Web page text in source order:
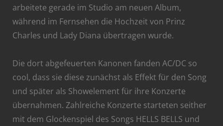
arbeitete gerade im Studio am neuen Album,
während im Fernsehen die Hochzeit von Prinz
Charles und Lady Diana übertragen wurde.
Die dort abgefeuerten Kanonen fanden AC/DC so
cool, dass sie diese zunächst als Effekt für den Song
und später als Showelement für ihre Konzerte
übernahmen. Zahlreiche Konzerte starteten seither
mit dem Glockenspiel des Songs HELLS BELLS und